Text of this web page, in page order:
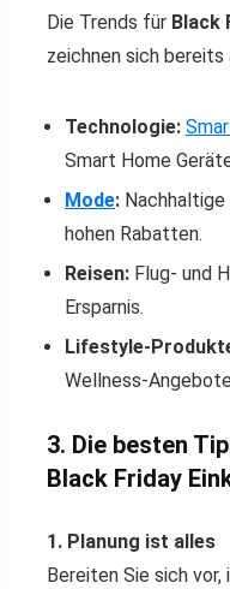
Die Trends für Black
zeichnen sich
Technologie:
Smart Home
Mode:
hohen Rabatten.
Reisen: Flug- und
Ersparnis.
Lifestyle-
Wellness-
3. Die besten
Black Friday
1. Planung ist alles
Bereiten Sie sich